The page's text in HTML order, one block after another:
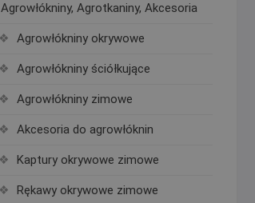
Agrowłókniny, Agrotkaniny, Akcesoria
Agrowłókniny okrywowe
Agrowłókniny ściółkujące
Agrowłókniny zimowe
Akcesoria do agrowłóknin
Kaptury okrywowe zimowe
Rękawy okrywowe zimowe